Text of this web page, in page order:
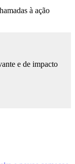
à ação
e de impacto